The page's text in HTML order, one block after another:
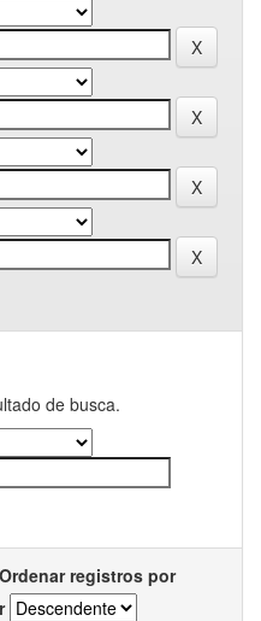
de busca.
Ordenar registros por